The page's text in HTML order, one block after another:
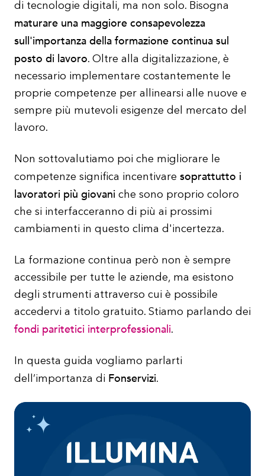
di tecnologie digitali, ma non solo. Bisogna
maturare una maggiore consapevolezza
sull'importanza della formazione continua sul
posto di lavoro. Oltre alla digitalizzazione, è
necessario implementare costantemente le
proprie competenze per allinearsi alle nuove e
sempre più mutevoli esigenze del mercato del
lavoro.
Non sottovalutiamo poi che migliorare le
competenze significa incentivare soprattutto i
lavoratori più giovani che sono proprio coloro
che si interfacceranno di più ai prossimi
cambiamenti in questo clima d'incertezza.
La formazione continua però non è sempre
accessibile per tutte le aziende, ma esistono
degli strumenti attraverso cui è possibile
accedervi a titolo gratuito. Stiamo parlando dei
fondi paritetici interprofessionali.
In questa guida vogliamo parlarti
dell’importanza di Fonservizi.